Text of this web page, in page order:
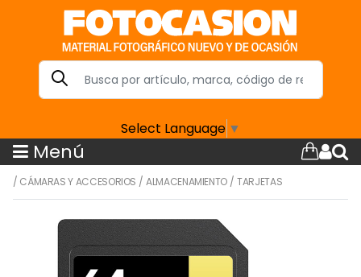
Select Language ▼
Menú
/ CÁMARAS Y ACCESORIOS /ALMACENAMIENTO /TARJETAS